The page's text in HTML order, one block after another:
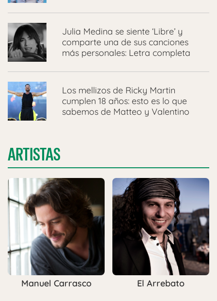
Julia Medina se siente ‘Libre’ y
comparte una de sus canciones
más personales: Letra completa
Los mellizos de Ricky Martin
cumplen 18 años: esto es lo que
sabemos de Matteo y Valentino
ARTISTAS
Manuel Carrasco El Arrebato